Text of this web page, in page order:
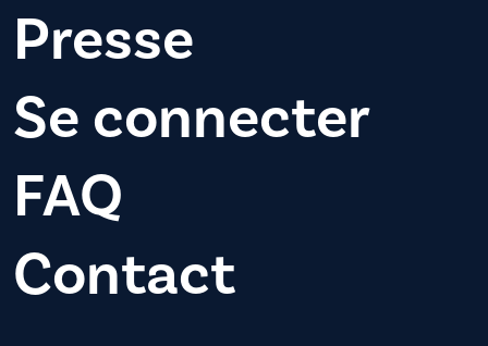
Presse
Se connecter
FAQ
Contact